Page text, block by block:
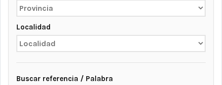
Localidad
Buscar referencia / Palabra